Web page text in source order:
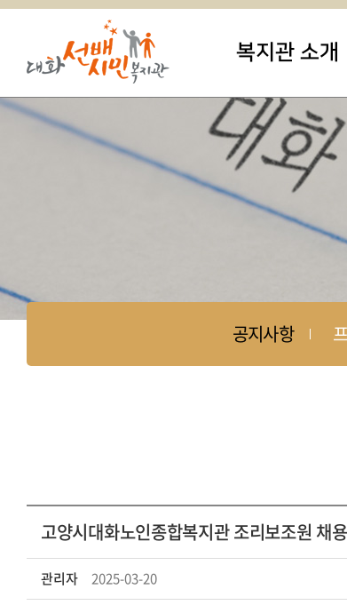
복지관 소개
공지사항
고양시대화노인종합복지관 조리보조원 채
관리자 2025-03-20